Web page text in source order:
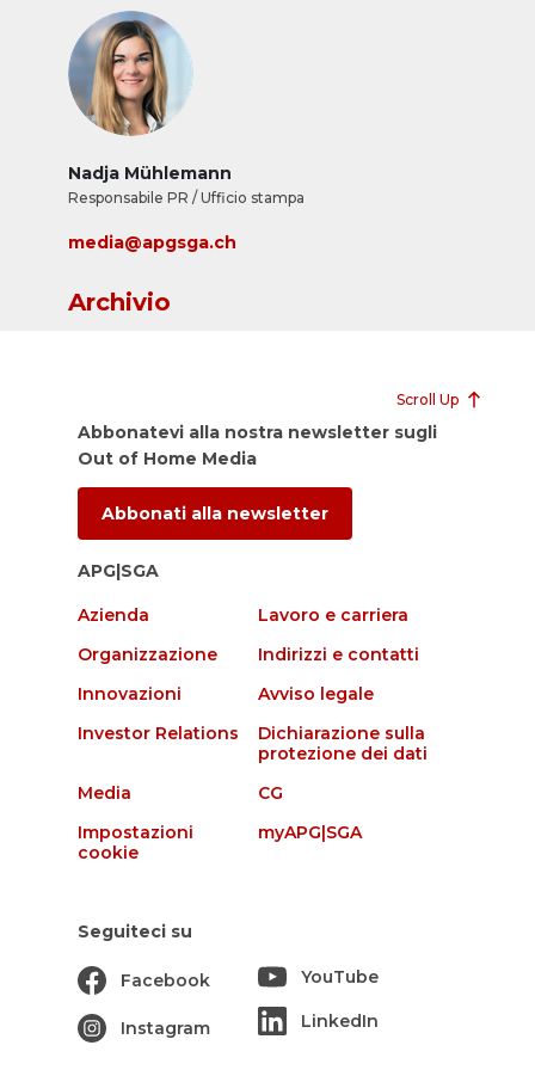
Nadja Mühlemann
Responsabile PR / Ufficio stampa
media@apgsga.ch
Archivio
Scroll Up
Abbonatevi alla nostra newsletter sugli
Out of Home Media
Abbonati alla newsletter
APG|SGA
Azienda
Lavoro e carriera
Organizzazione
Indirizzi e contatti
Innovazioni
Avviso legale
Investor Relations
Dichiarazione sulla
protezione dei dati
Media
CG
Impostazioni
cookie
myAPG|SGA
Seguiteci su
Facebook
Instagram
YouTube
LinkedIn